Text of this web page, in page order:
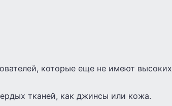
которые еще ​​не имеют высоких
тканей, как джинсы или кожа.